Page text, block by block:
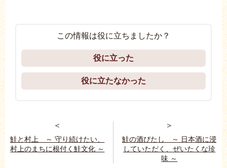
この情報は役に立ちましたか？
役に立った
役に立たなかった
＜
鮭と村上 ～ 守り続けたい、
村上のまちに根付く鮭文化 ～
＞
鮭の酒びたし ～ 日本酒に浸
していただく、ぜいたくな珍
味 ～